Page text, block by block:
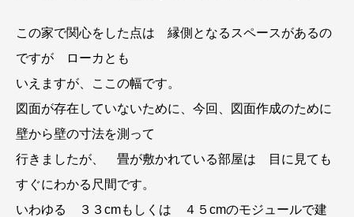
この家で関心をした点は 縁側となるスペースがあるの
ですが ローカとも
いえますが、ここの幅です。
図面が存在していないために、今回、図面作成のために
壁から壁の寸法を測って
行きましたが、 畳が敷かれている部屋は 目に見ても
すぐにわかる尺間です。
いわゆる ３３cmもしくは ４５cmのモジュールで建